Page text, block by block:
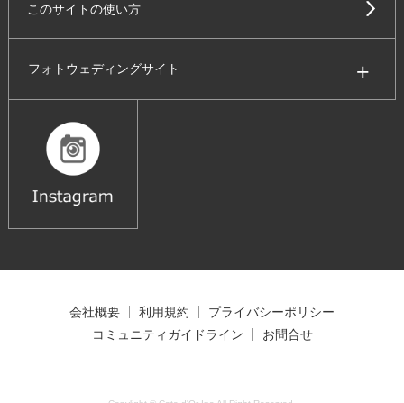
このサイトの使い方
フォトウェディングサイト
会社概要 利用規約
プライバシーポリシー
コミュニティガイドライン
お問合せ